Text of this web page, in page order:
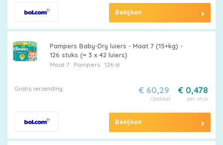
Bekijken
Pampers Baby-Dry luiers - Maat 7 (15+kg) -
126 stuks (= 3 x 42 luiers)
Maat 7 Pampers126 st
Gratis verzending € 0,478
per stuk
€ 60,29
/pakket
Bekijken